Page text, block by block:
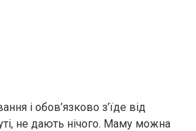
і обов’язково з’їде від
не дають нічого. Маму можна